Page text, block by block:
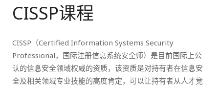
CISSP课程
CISSP（Certified Information Systems Security
Professional，国际注册信息系统安全师）是目前国际上公
认的信息安全领域权威的资质，该资质是对持有者在信息安
全及相关领域专业技能的高度肯定，可以让持有者从人才竞